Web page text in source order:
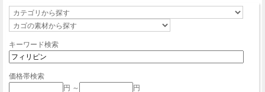
キーワード検索
価格帯検索
円 ～
円